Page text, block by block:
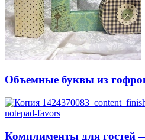
Объемные буквы из
Комплименты для гостей